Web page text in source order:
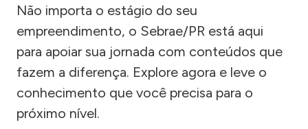
Não importa o estágio do seu
empreendimento, o Sebrae/PR está aqui
para apoiar sua jornada com conteúdos que
fazem a diferença. Explore agora e leve o
conhecimento que você precisa para o
próximo nível.